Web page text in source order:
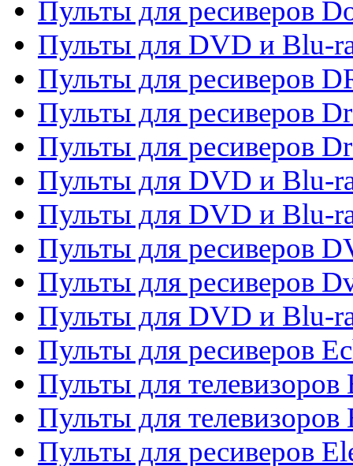
Пульты для ресиверов
Пульты для DVD и Blu-
Пульты для ресиверов
Пульты для ресиверов
Пульты для ресиверов
Пульты для DVD и Blu-
Пульты для DVD и Blu-
Пульты для ресиверов
Пульты для ресиверов
Пульты для DVD и Blu-
Пульты для ресиверов
Пульты для телевизоров
Пульты для телевизоров
Пульты для ресиверов